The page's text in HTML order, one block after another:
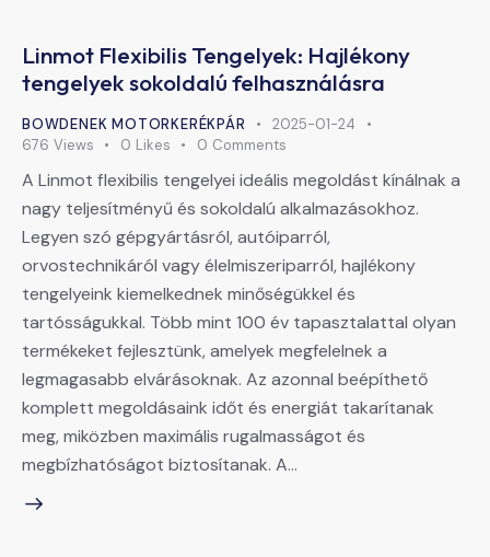
Linmot Flexibilis Tengelyek: Hajlékony
tengelyek sokoldalú felhasználásra
BOWDENEK MOTORKERÉKPÁR
2025-01-24
676 Views 0 Likes 0 Comments
A Linmot flexibilis tengelyei ideális megoldást kínálnak a
nagy teljesítményű és sokoldalú alkalmazásokhoz.
Legyen szó gépgyártásról, autóiparról,
orvostechnikáról vagy élelmiszeriparról, hajlékony
tengelyeink kiemelkednek minőségükkel és
tartósságukkal. Több mint 100 év tapasztalattal olyan
termékeket fejlesztünk, amelyek megfelelnek a
legmagasabb elvárásoknak. Az azonnal beépíthető
komplett megoldásaink időt és energiát takarítanak
meg, miközben maximális rugalmasságot és
megbízhatóságot biztosítanak. A…